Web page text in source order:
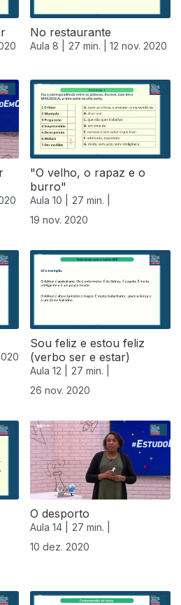
No restaurante
Aula 8 | 27 min. | 12 nov. 2020
"O velho, o rapaz e o
burro"
Aula 10 |
27 min. |
19 nov. 2020
Sou feliz e estou feliz
(verbo ser e estar)
Aula 12 |
27 min. |
26 nov. 2020
O desporto
Aula 14 |
27 min. |
10 dez. 2020